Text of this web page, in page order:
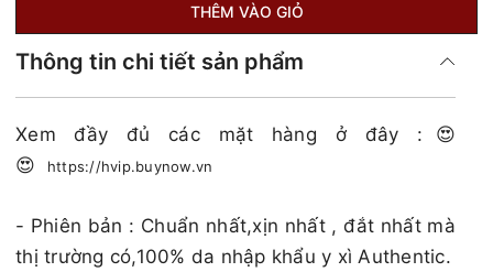
THÊM VÀO GIỎ
Thông tin chi tiết sản phẩm
Xem đầy đủ các mặt hàng ở đây :😍
😍
https://hvip.buynow.vn
- Phiên bản : Chuẩn nhất,xịn nhất , đắt nhất mà
thị trường có,100% da nhập khẩu y xì Authentic.